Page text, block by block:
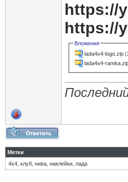
https://
https://
Вложения
lada4x4-logo.zip
lada4x4-
Метки
4х4 клуб нива наклейки лада